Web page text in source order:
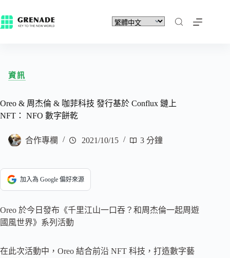
資訊
Oreo & 周杰倫 & 咖菲科技 發行基於 Conflux 鏈上
NFT： NFO 數字餅乾
合作專欄 2021/10/15 3 分鐘
加入為 Google 偏好來源
Oreo 於今日發布《千里江山一口吞？和周杰倫一起周遊
國風世界》系列活動
在此次活動中，Oreo 結合前沿 NFT 科技，打造數字藝